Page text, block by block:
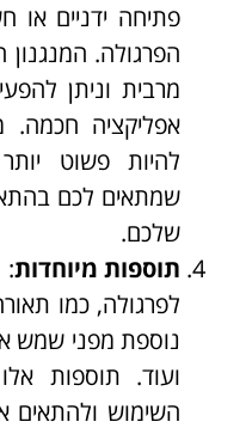
פתיחה ידניים או
הפרגולה.
מרבית וניתן
אפליקציה חכמה.
להיות פשוט
שמתאים לכם
שלכם.
תוספות מיוחדות:
לפרגולה, כמו
נוספת מפני שמש
ועוד. תוספות
השימוש ולהתאים